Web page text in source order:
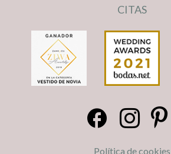
CITAS
Política de cookies